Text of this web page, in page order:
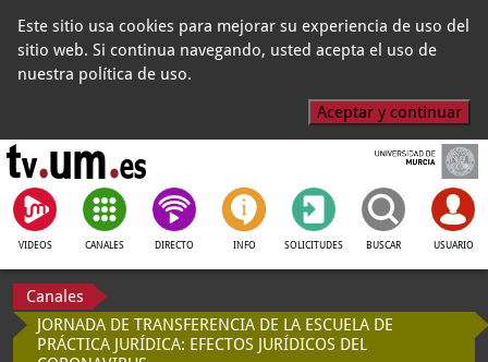
Este sitio usa cookies para mejorar su experiencia de uso del
sitio web. Si continua navegando, usted acepta el uso de
nuestra política de uso.
Aceptar y continuar
VIDEOS CANALES DIRECTO INFO SOLICITUDES BUSCAR USUARIO
Canales
JORNADA DE TRANSFERENCIA DE LA ESCUELA DE
PRÁCTICA JURÍDICA: EFECTOS JURÍDICOS DEL